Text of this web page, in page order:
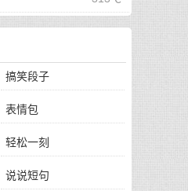
搞笑段子
表情包
轻松一刻
说说短句